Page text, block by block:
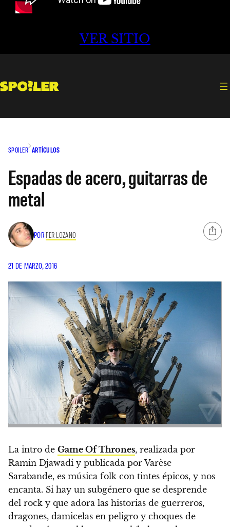
VER SITIO
SPOILER ARTÍCULOS
Espadas de acero, guitarras de
metal
POR FER LOZANO
21 DE MARZO, 2016
La intro de Game OfThrones, realizada por
Ramin Djawadi y publicada por Varèse
Sarabande, es música folk con tintes épicos, y nos
encanta. Si hay un subgénero que se desprende
del rock y que adora las historias de guerreros,
dragones, damicelas en peligro y choques de